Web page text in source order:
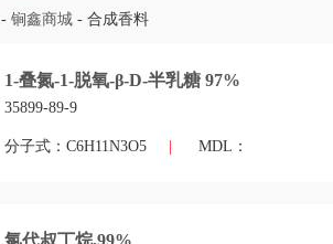
- 锏鑫商城 - 合成香料
1-叠氮-1-脱氧-β-D-半乳糖 97%
35899-89-9
分子式：C6H11N3O5 MDL：
氯代叔丁烷,99%